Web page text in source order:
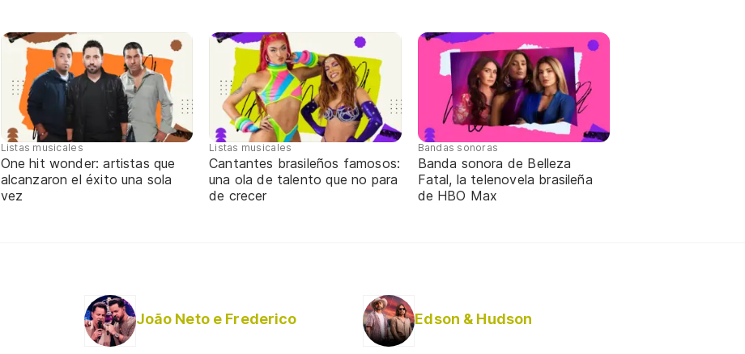
Listas musicales
One hit wonder: artistas que
alcanzaron el éxito una sola
vez
Listas musicales
Cantantes brasileños famosos:
una ola de talento que no para
de crecer
Bandas sonoras
Banda sonora de Belleza
Fatal, la telenovela brasileña
de HBO Max
João Neto e Frederico Edson & Hudson